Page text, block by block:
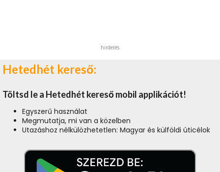
hirdetés
Hetedhét kereső:
Töltsd le a Hetedhét kereső mobil applikációt!
Egyszerű használat
Megmutatja, mi van a közelben
Utazáshoz nélkülözhetetlen: Magyar és külföldi úticélok